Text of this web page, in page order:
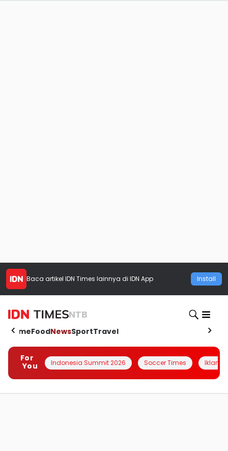
Baca artikel IDN Times lainnya di IDN App Install
NTB
HomeFoodNewsSportTravel
For
You
Indonesia Summit 2026 Soccer Times Iklanin